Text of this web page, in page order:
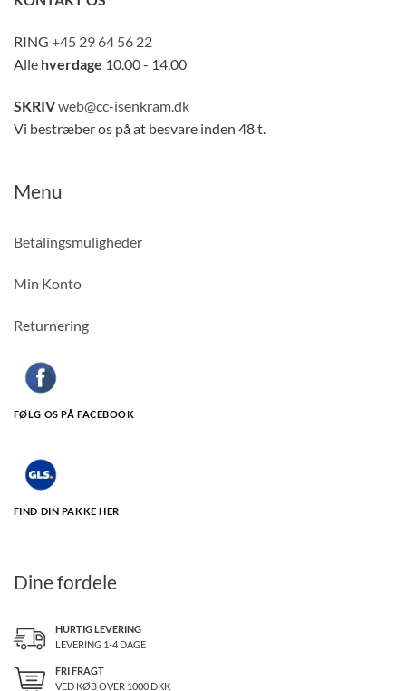
RING +45 29 64 56 22
Alle hverdage 10.00 - 14.00
SKRIVweb@cc-isenkram.dk
Vi bestræber os på at besvare inden 48 t.
Menu
Betalingsmuligheder
Min Konto
Returnering
FØLG OS PÅ FACEBOOK
FIND DIN PAKKE HER
Dine fordele
HURTIG LEVERING
LEVERING 1-4 DAGE
FRI FRAGT
VED KØB OVER 1000DKK